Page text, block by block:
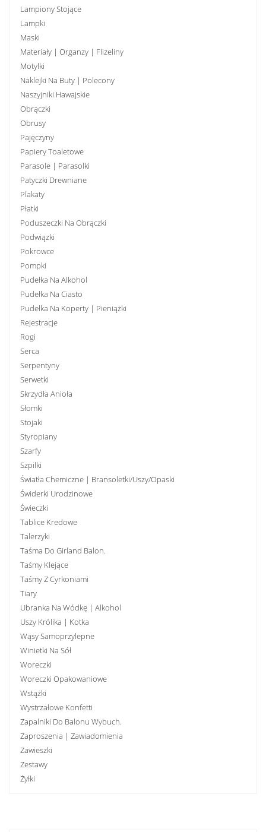
Lampiony Stojące
Lampki
Maski
Materiały | Organzy | Flizeliny
Motylki
Naklejki Na Buty | Polecony
Naszyjniki Hawajskie
Obrączki
Obrusy
Pajęczyny
Papiery Toaletowe
Parasole | Parasolki
Patyczki Drewniane
Plakaty
Płatki
Poduszeczki Na Obrączki
Podwiązki
Pokrowce
Pompki
Pudełka Na Alkohol
Pudełka Na Ciasto
Pudełka Na Koperty | Pieniążki
Rejestracje
Rogi
Serca
Serpentyny
Serwetki
Skrzydła Anioła
Słomki
Stojaki
Styropiany
Szarfy
Szpilki
Światła Chemiczne | Bransoletki/uszy/opaski
Świderki Urodzinowe
Świeczki
Tablice Kredowe
Talerzyki
Taśma Do Girland Balon.
Taśmy Klejące
Taśmy Z Cyrkoniami
Tiary
Ubranka Na Wódkę | Alkohol
Uszy Królika | Kotka
Wąsy Samoprzylepne
Winietki Na Sół
Woreczki
Woreczki Opakowaniowe
Wstążki
Wystrzałowe Konfetti
Zapalniki Do Balonu Wybuch.
Zaproszenia | Zawiadomienia
Zawieszki
Zestawy
Żyłki